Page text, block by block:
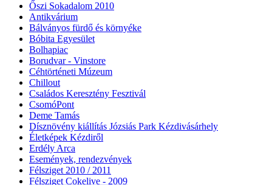
Őszi Sokadalom 2010
Antikvárium
Bálványos fürdő és környéke
Bóbita Egyesület
Bolhapiac
Borudvar - Vinstore
Céhtörténeti Múzeum
Chillout
Családos Keresztény Fesztivál
CsomóPont
Deme Tamás
Dísznövény kiállítás Józsiás Park Kézdivásárhely
Életképek Kézdiről
Erdély Arca
Események, rendezvények
Félsziget 2010 / 2011
Félsziget Cokelive - 2009